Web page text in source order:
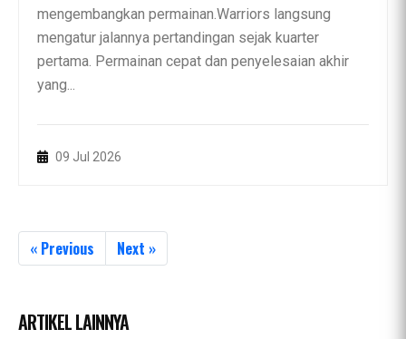
mengembangkan permainan.Warriors langsung
mengatur jalannya pertandingan sejak kuarter
pertama. Permainan cepat dan penyelesaian akhir
yang...
09 Jul 2026
« Previous Next »
ARTIKEL LAINNYA